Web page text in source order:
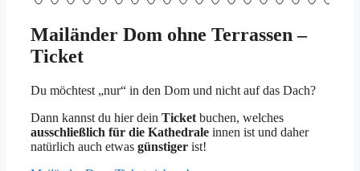
Mailänder Dom ohne Terrassen –
Ticket
Du möchtest „nur“ in den Dom und nicht auf das Dach?
Dann kannst du hier dein Ticket buchen, welches
ausschließlich für die Kathedrale innen ist und daher
natürlich auch etwas günstiger ist!